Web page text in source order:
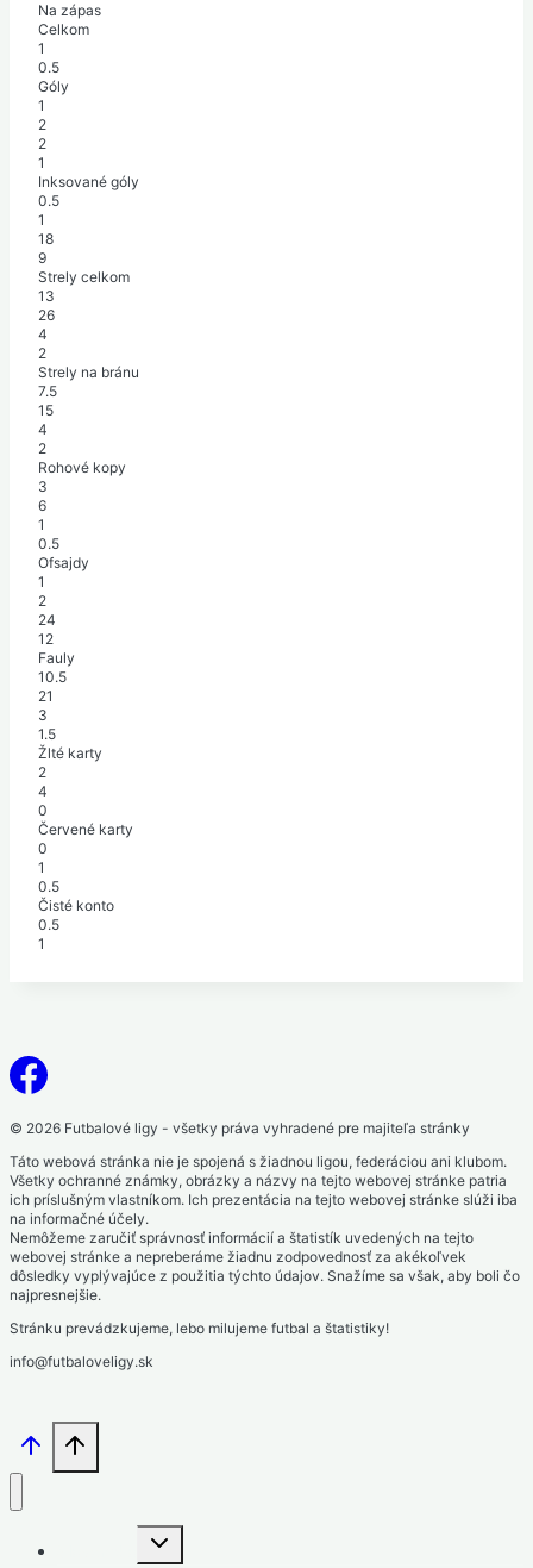
Na zápas
Celkom
1
0.5
Góly
1
2
2
1
Inksované góly
0.5
1
18
9
Strely celkom
13
26
4
2
Strely na bránu
7.5
15
4
2
Rohové kopy
3
6
1
0.5
Ofsajdy
1
2
24
12
Fauly
10.5
21
3
1.5
Žlté karty
2
4
0
Červené karty
0
1
0.5
Čisté konto
0.5
1
© 2026 Futbalové ligy - všetky práva vyhradené pre majiteľa stránky
Táto webová stránka nie je spojená s žiadnou ligou, federáciou ani klubom.
Všetky ochranné známky, obrázky a názvy na tejto webovej stránke patria
ich príslušným vlastníkom. Ich prezentácia na tejto webovej stránke slúži iba
na informačné účely.
Nemôžeme zaručiť správnosť informácií a štatistík uvedených na tejto
webovej stránke a nepreberáme žiadnu zodpovednosť za akékoľvek
dôsledky vyplývajúce z použitia týchto údajov. Snažíme sa však, aby boli čo
najpresnejšie.
Stránku prevádzkujeme, lebo milujeme futbal a štatistiky!
info@futbaloveligy.sk
Toggle